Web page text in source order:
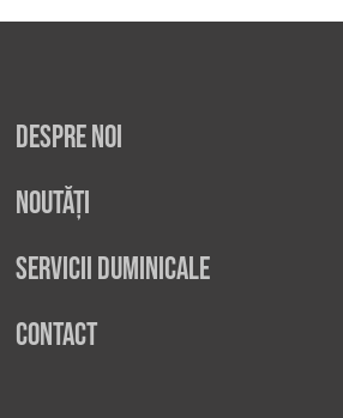
Despre noi
Noutăți
Servicii duminicale
Contact